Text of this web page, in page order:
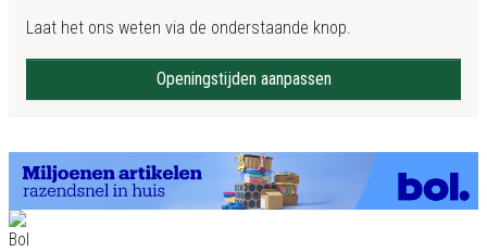
Laat het ons weten via de onderstaande knop.
Openingstijden aanpassen